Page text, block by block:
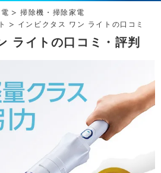
オーラルスマイル
掃除機・掃除家電
インビクタス ワン ライトの口コミ
ライトの口コミ・評判